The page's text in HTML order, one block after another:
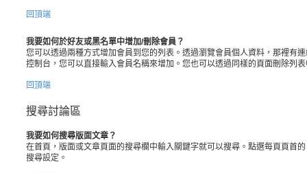
回頂端
我要如何於好友或黑名單中增加/刪除會員？
您可以透過兩種方式增加會員到您的列表。透過瀏覽會員個人資料，那裡有
控制台，您可以直接輸入會員名稱來增加。您也可以透過同樣的頁面刪除列
回頂端
搜尋討論區
我要如何搜尋版面文章？
在首頁，版面或文章頁面的搜尋欄中輸入關鍵字就可以搜尋。點選每頁頁首
搜尋設定。